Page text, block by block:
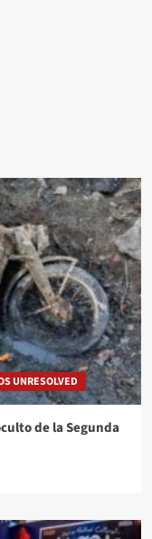
UNRESOLVED
de la Segunda